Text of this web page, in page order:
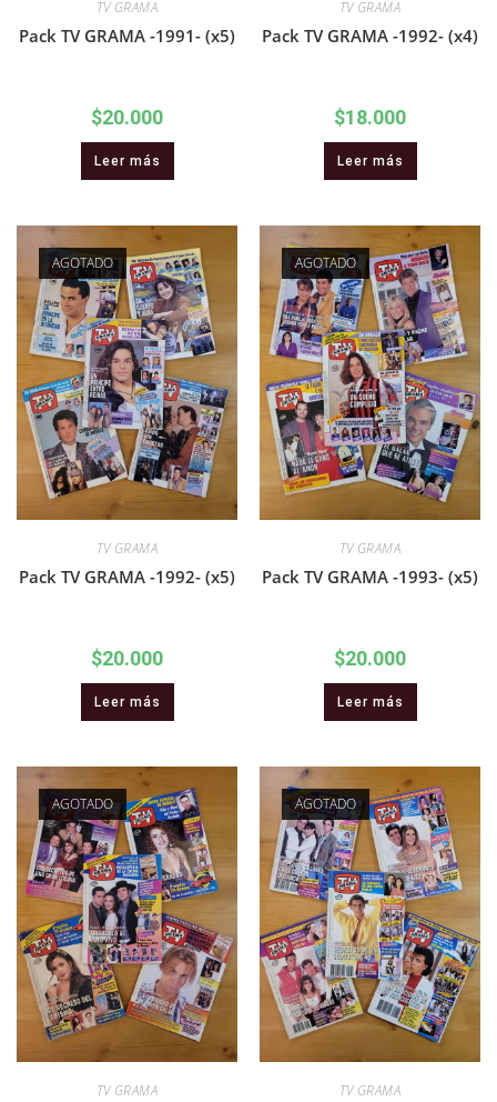
TV GRAMA
Pack TV GRAMA -1991- (x5)
$20.000
Leer más
TV GRAMA
Pack TV GRAMA -1992- (x4)
$18.000
Leer más
AGOTADO
TV GRAMA
Pack TV GRAMA -1992- (x5)
$20.000
Leer más
AGOTADO
TV GRAMA
Pack TV GRAMA -1993- (x5)
$20.000
Leer más
AGOTADO
TV GRAMA
AGOTADO
TV GRAMA